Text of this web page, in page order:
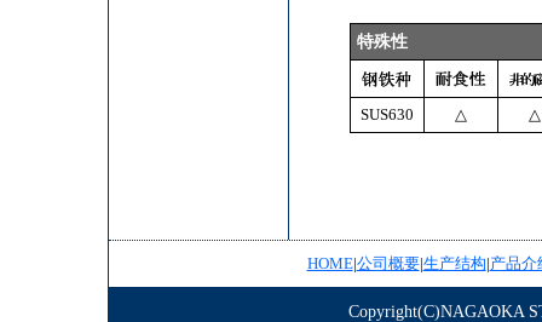
特殊性
SUS630 △ △
HOME|公司概要|生产结构|产品介
Copyright(C)NAGAOKA